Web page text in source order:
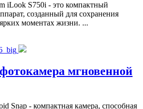
iLook S750i - это компактный
созданный для сохранения
моментах жизни. ...
мгновенной
Snap - компактная камера, способная